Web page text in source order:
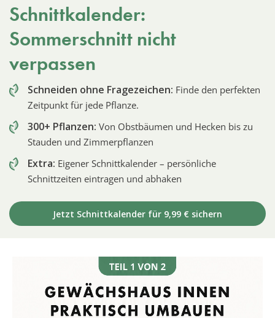
Schnittkalender:
Sommerschnitt nicht
verpassen
Schneiden ohne Fragezeichen: Finde den perfekten
Zeitpunkt für jede Pflanze.
300+ Pflanzen: Von Obstbäumen und Hecken bis zu
Stauden und Zimmerpflanzen
Extra: Eigener Schnittkalender – persönliche
Schnittzeiten eintragen und abhaken
Jetzt Schnittkalender für 9,99 € sichern